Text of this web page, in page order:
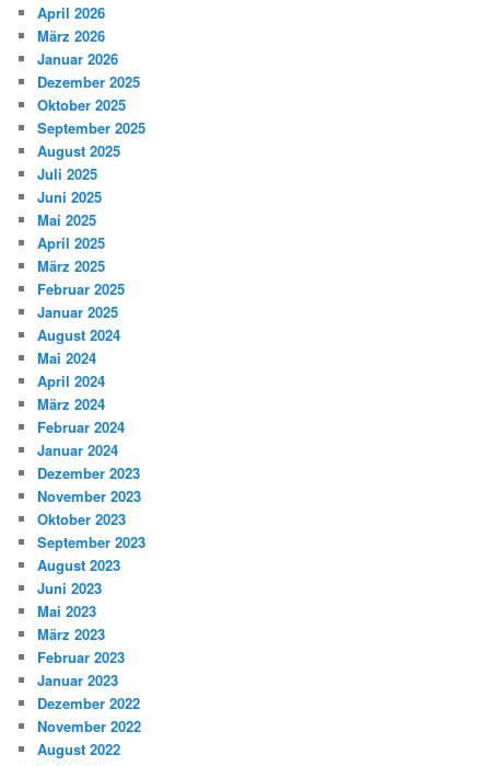
April 2026
März 2026
Januar 2026
Dezember 2025
Oktober 2025
September 2025
August 2025
Juli 2025
Juni 2025
Mai 2025
April 2025
März 2025
Februar 2025
Januar 2025
August 2024
Mai 2024
April 2024
März 2024
Februar 2024
Januar 2024
Dezember 2023
November 2023
Oktober 2023
September 2023
August 2023
Juni 2023
Mai 2023
März 2023
Februar 2023
Januar 2023
Dezember 2022
November 2022
August 2022